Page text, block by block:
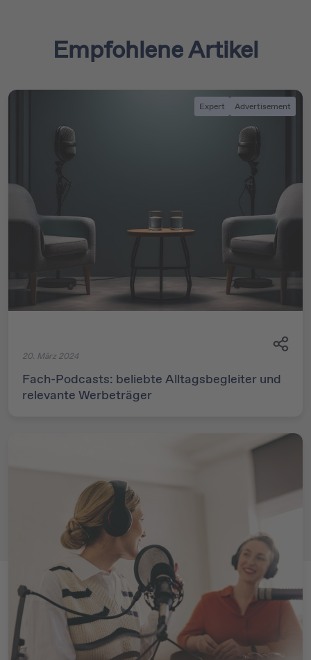
Empfohlene Artikel
Expert Advertisement
20. März 2024
Fach-Podcasts: beliebte Alltagsbegleiter und
relevante Werbeträger